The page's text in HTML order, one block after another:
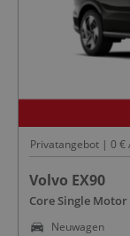
Privatangebot | 0 €
Volvo EX90
Core Single Motor
Neuwagen